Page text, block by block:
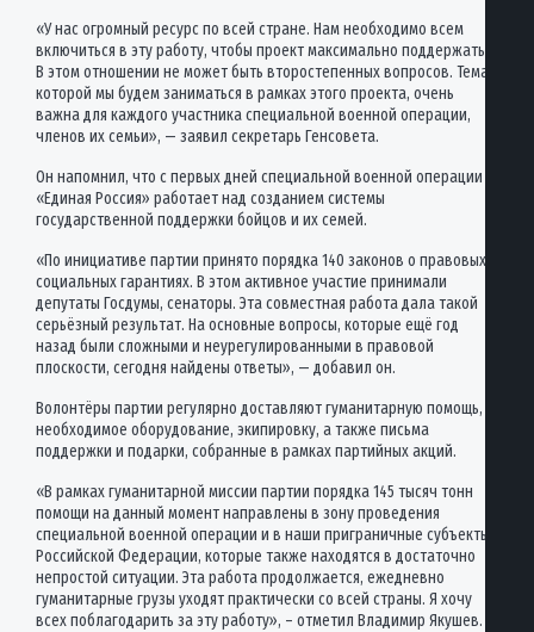
«У нас огромный ресурс по всей стране. Нам необходимо всем
включиться в эту работу, чтобы проект максимально поддержать.
В этом отношении не может быть второстепенных вопросов. Тема,
которой мы будем заниматься в рамках этого проекта, очень
важна для каждого участника специальной военной операции,
членов их семьи», — заявил секретарь Генсовета.
Он напомнил, что с первых дней специальной военной операции
«Единая Россия» работает над созданием системы
государственной поддержки бойцов и их семей.
«По инициативе партии принято порядка 140 законов о правовых и
социальных гарантиях. В этом активное участие принимали
депутаты Госдумы, сенаторы. Эта совместная работа дала такой
серьёзный результат. На основные вопросы, которые ещё год
назад были сложными и неурегулированными в правовой
плоскости, сегодня найдены ответы», — добавил он.
Волонтёры партии регулярно доставляют гуманитарную помощь,
необходимое оборудование, экипировку, а также письма
поддержки и подарки, собранные в рамках партийных акций.
«В рамках гуманитарной миссии партии порядка 145 тысяч тонн
помощи на данный момент направлены в зону проведения
специальной военной операции и в наши приграничные субъекты
Российской Федерации, которые также находятся в достаточно
непростой ситуации. Эта работа продолжается, ежедневно
гуманитарные грузы уходят практически со всей страны. Я хочу
всех поблагодарить за эту работу», – отметил Владимир Якушев.